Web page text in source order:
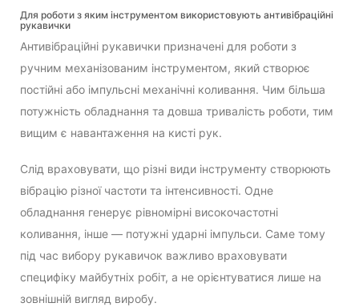
Для роботи з яким інструментом використовують антивібраційні
рукавички
Антивібраційні рукавички призначені для роботи з
ручним механізованим інструментом, який створює
постійні або імпульсні механічні коливання. Чим більша
потужність обладнання та довша тривалість роботи, тим
вищим є навантаження на кисті рук.
Слід враховувати, що різні види інструменту створюють
вібрацію різної частоти та інтенсивності. Одне
обладнання генерує рівномірні високочастотні
коливання, інше — потужні ударні імпульси. Саме тому
під час вибору рукавичок важливо враховувати
специфіку майбутніх робіт, а не орієнтуватися лише на
зовнішній вигляд виробу.